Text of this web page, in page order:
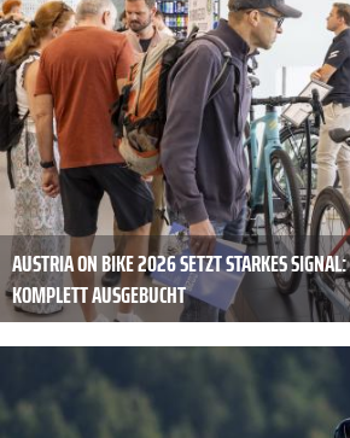
AUSTRIA ON BIKE 2026 SETZT STARKES
KOMPLETT AUSGEBUCHT